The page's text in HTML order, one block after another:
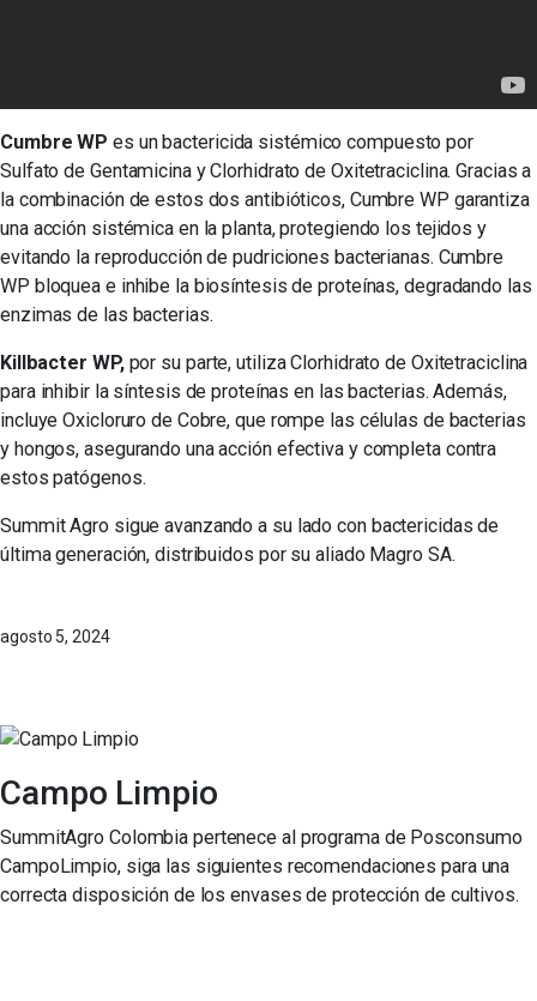
Cumbre WP es un bactericida sistémico compuesto por
Sulfato de Gentamicina y Clorhidrato de Oxitetraciclina. Gracias a
la combinación de estos dos antibióticos, Cumbre WP garantiza
una acción sistémica en la planta, protegiendo los tejidos y
evitando la reproducción de pudriciones bacterianas. Cumbre
WP bloquea e inhibe la biosíntesis de proteínas, degradando las
enzimas de las bacterias.
Killbacter WP,por su parte, utiliza Clorhidrato de Oxitetraciclina
para inhibir la síntesis de proteínas en las bacterias. Además,
incluye Oxicloruro de Cobre, que rompe las células de bacterias
y hongos, asegurando una acción efectiva y completa contra
estos patógenos.
Summit Agro sigue avanzando a su lado con bactericidas de
última generación, distribuidos por su aliado Magro SA.
agosto 5, 2024
Campo Limpio
SummitAgro Colombia pertenece al programa de Posconsumo
CampoLimpio, siga las siguientes recomendaciones para una
correcta disposición de los envases de protección de cultivos.